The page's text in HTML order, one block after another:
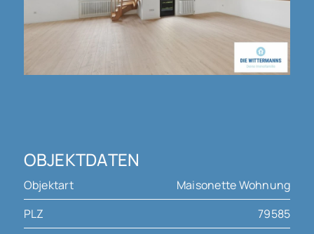
OBJEKTDATEN
Objektart
Maisonette Wohnung
PLZ
79585